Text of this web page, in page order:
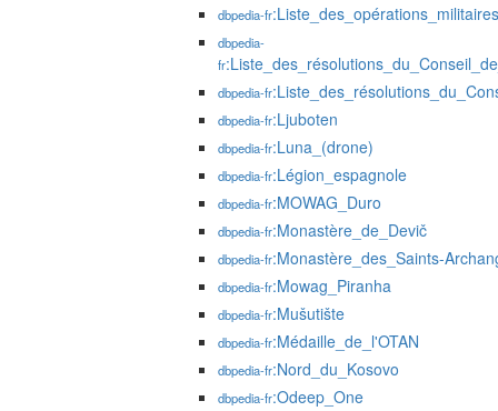
dbpedia-fr
dbpedia-
fr
dbpedia-fr
dbpedia-fr:Ljuboten
dbpedia-fr:Luna_(drone)
dbpedia-fr:Légion_espagnole
dbpedia-fr:MOWAG_Duro
dbpedia-fr:Monastère_de_Devič
dbpedia-fr:Monastère_des_Saints-
dbpedia-fr:Mowag_Piranha
dbpedia-fr:Mušutište
dbpedia-fr:Médaille_de_l'OTAN
dbpedia-fr:Nord_du_Kosovo
dbpedia-fr:Odeep_One